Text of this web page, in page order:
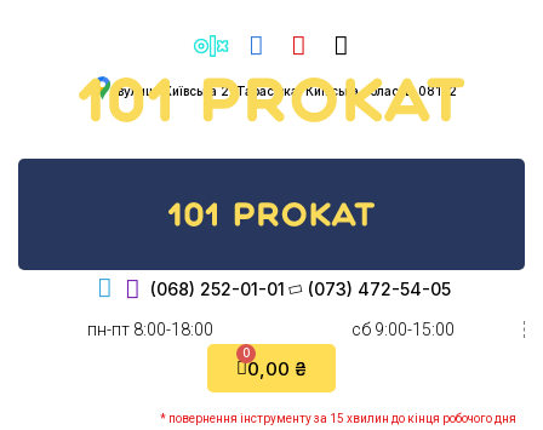
вулиця Київська 2, Тарасівка, Київська область, 08132
(068) 252-01-01 (073) 472-54-05
пн-пт 8:00-18:00 cб 9:00-15:00
0,00 ₴
* повернення інструменту за 15 хвилин до кінця робочого дня